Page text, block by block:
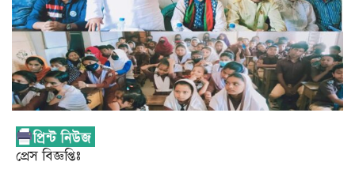
প্রেস বিজ্ঞপ্তিঃ